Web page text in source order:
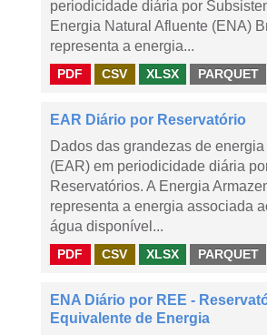
periodicidade diária por
Energia Natural Afluente (ENA)
representa a energia...
PDF CSV XLSX PARQUET
EAR Diário por Reservatório
Dados das grandezas de
(EAR) em periodicidade diária
Reservatórios. A Energia
representa a energia associada
água disponível...
PDF CSV XLSX PARQUET
ENA Diário por REE -
Equivalente de Energia